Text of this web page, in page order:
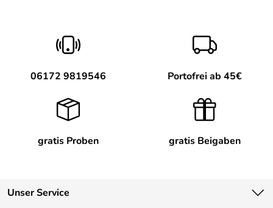
06172 9819546 Portofrei ab 45€
gratis Proben gratis Beigaben
Unser Service